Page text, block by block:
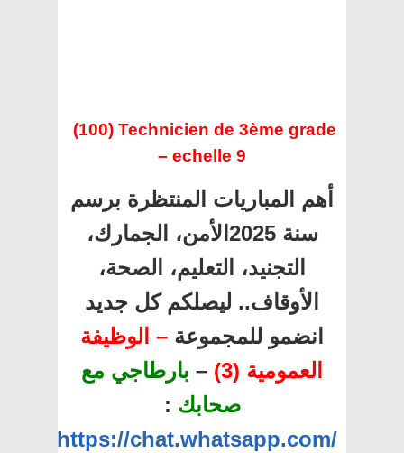
(100) Technicien de 3ème grade
– echelle 9
أهم المباريات المنتظرة برسم
سنة 2025الأمن، الجمارك،
التجنيد، التعليم، الصحة،
الأوقاف.. ليصلكم كل جديد
انضمو للمجموعة – الوظيفة
العمومية (3)
– بارطاجي مع
صحابك :
https://chat.whatsapp.com/